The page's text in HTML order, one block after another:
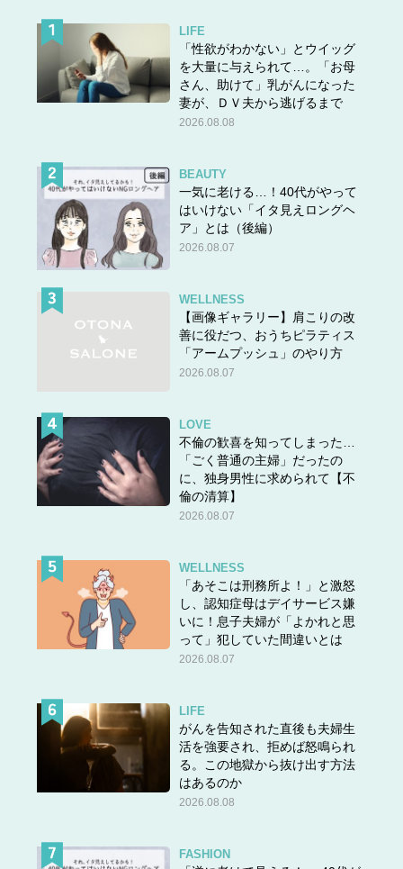
LIFE
「性欲がわかない」とウイッグ
を大量に与えられて…。「お母
さん、助けて」乳がんになった
妻が、ＤＶ夫から逃げるまで
2026.08.08
BEAUTY
一気に老ける…！40代がやって
はいけない「イタ見えロングヘ
ア」とは（後編）
2026.08.07
WELLNESS
【画像ギャラリー】肩こりの改
善に役だつ、おうちピラティス
「アームプッシュ」のやり方
2026.08.07
LOVE
不倫の歓喜を知ってしまった…
「ごく普通の主婦」だったの
に、独身男性に求められて【不
倫の清算】
2026.08.07
WELLNESS
「あそこは刑務所よ！」と激怒
し、認知症母はデイサービス嫌
いに！息子夫婦が「よかれと思
って」犯していた間違いとは
2026.08.07
LIFE
がんを告知された直後も夫婦生
活を強要され、拒めば怒鳴られ
る。この地獄から抜け出す方法
はあるのか
2026.08.08
FASHION